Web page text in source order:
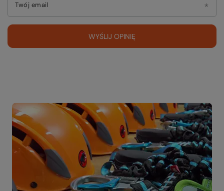
Twój email
WYŚLIJ OPINIĘ